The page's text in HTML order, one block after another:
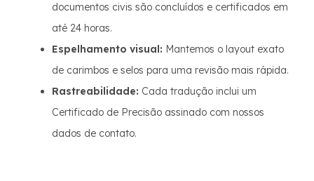
documentos civis são concluídos e certificados em
até 24 horas.
Espelhamento visual: Mantemos o layout exato
de carimbos e selos para uma revisão mais rápida.
Rastreabilidade: Cada tradução inclui um
Certificado de Precisão assinado com nossos
dados de contato.